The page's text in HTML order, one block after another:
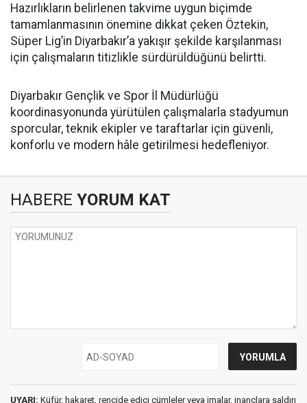
Hazırlıkların belirlenen takvime uygun biçimde
tamamlanmasının önemine dikkat çeken Öztekin,
Süper Lig’in Diyarbakır’a yakışır şekilde karşılanması
için çalışmaların titizlikle sürdürüldüğünü belirtti.
Diyarbakır Gençlik ve Spor İl Müdürlüğü
koordinasyonunda yürütülen çalışmalarla stadyumun
sporcular, teknik ekipler ve taraftarlar için güvenli,
konforlu ve modern hâle getirilmesi hedefleniyor.
HABERE YORUM KAT
UYARI: Küfür, hakaret, rencide edici cümleler veya imalar, inançlara saldırı